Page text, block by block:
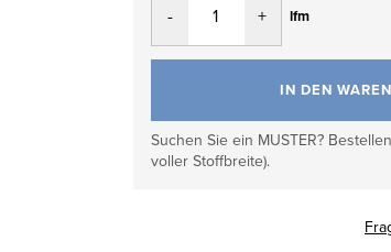
lfm
IN DEN
Suchen Sie ein MUSTER?
voller Stoffbreite).